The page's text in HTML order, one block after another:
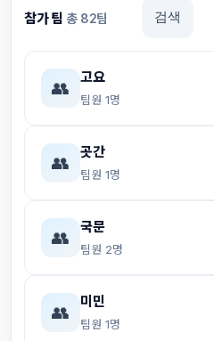
참가 팀 총 82팀 검색
👥
고요
팀원 1명
👥
곳간
팀원 1명
👥
국문
팀원 2명
👥
미민
팀원 1명